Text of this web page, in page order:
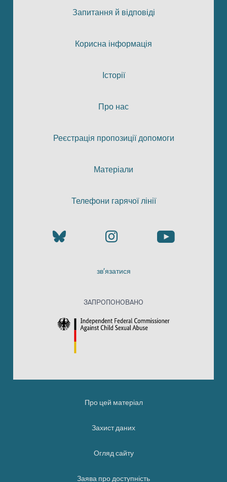
Запитання й відповіді
Корисна інформація
Історії
Про нас
Реєстрація пропозиції допомоги
Матеріали
Телефони гарячої лінії
зв’язатися
ЗАПРОПОНОВАНО
Про цей матеріал
Захист даних
Огляд сайту
Заява про доступність